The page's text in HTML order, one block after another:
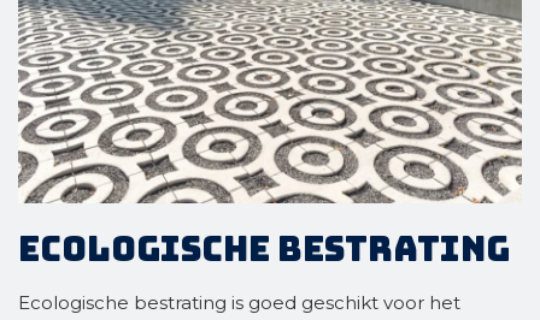
Ecologische bestrating
Ecologische bestrating is goed geschikt voor het